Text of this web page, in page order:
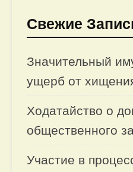
Свежие
Значительный
ущерб от
Ходатайство о
общественного
Участие в